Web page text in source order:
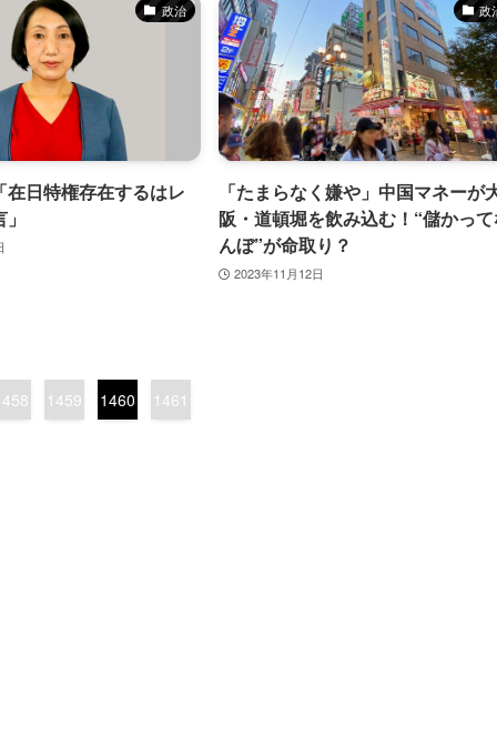
政治
在日特権存在するはレ
政
「たまらなく嫌や」中国マネーが
阪・道頓堀を飲み込む！“儲かっ
んぼ”が命取り？
2023年11月12日
1459 1460 1461